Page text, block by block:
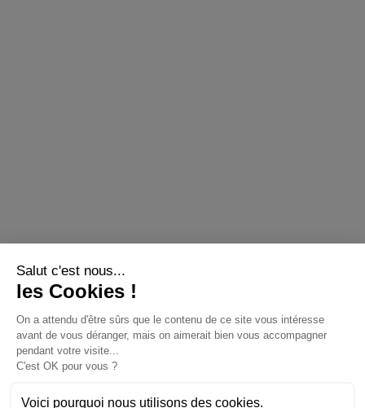
Salut c'est nous...
les Cookies !
On a attendu d'être sûrs que le contenu de ce site vous intéresse
avant de vous déranger, mais on aimerait bien vous accompagner
pendant votre visite...
C'est OK pour vous ?
Voici pourquoi nous utilisons des cookies.